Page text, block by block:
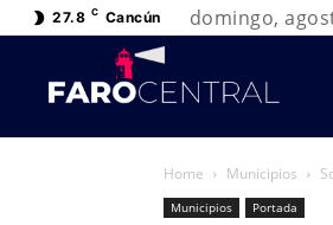
27.8 C Cancún domingo,
Home Municipios
Municipios Portada